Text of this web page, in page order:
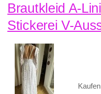
Brautkleid A-
Stickerei V-